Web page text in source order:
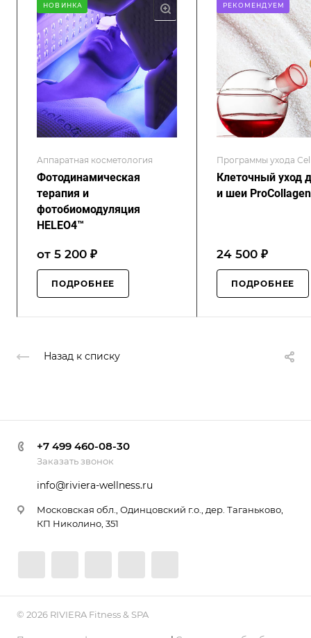
НОВИНКА
Аппаратная косметология
Фотодинамическая
терапия и
фотобиомодуляция
HELEO4™
от 5 200 ₽
ПОДРОБНЕЕ
РЕКОМЕНДУЕМ
Программы ухода
Клеточный уход
и шеи
24 500 ₽
ПОДРОБНЕЕ
Назад к списку
+7 499 460-08-30
Заказать звонок
info@riviera-wellness.ru
Московская обл., Одинцовский г.о., дер. Таганьково,
КП Николино, 351
© 2026 RIVIERA Fitness & SPA